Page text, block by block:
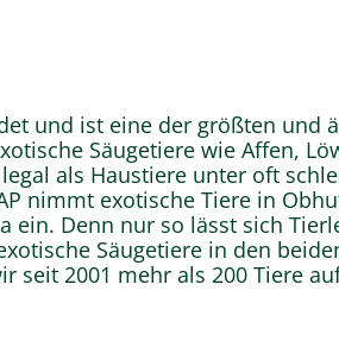
und ist eine der größten und
Säugetiere wie Affen,
als Haustiere unter oft
nimmt exotische Tiere in
ein. Denn nur so lässt sich
Säugetiere in den
seit 2001 mehr als 200 Tiere